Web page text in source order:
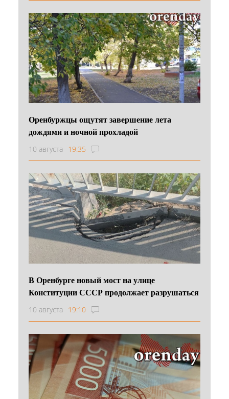
Оренбуржцы ощутят завершение лета
дождями и ночной прохладой
10 августа 19:35
В Оренбурге новый мост на улице
Конституции СССР продолжает разрушаться
10 августа 19:10